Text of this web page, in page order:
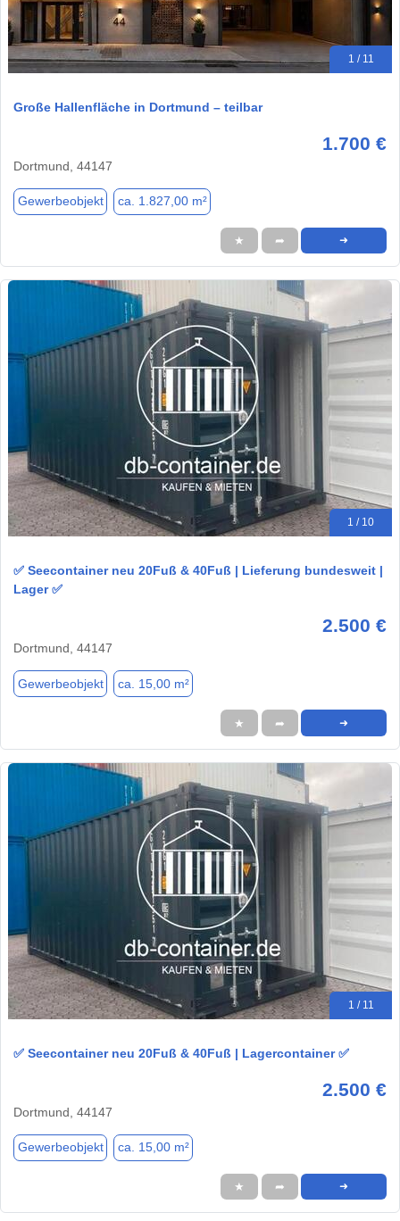
1 / 11
Große Hallenfläche in Dortmund – teilbar
1.700 €
Dortmund, 44147
Gewerbeobjekt ca. 1.827,00 m²
★ ➦ ➜
1 / 10
✅ Seecontainer neu 20Fuß & 40Fuß | Lieferung bundesweit |
Lager ✅
2.500 €
Dortmund, 44147
Gewerbeobjekt ca. 15,00 m²
★ ➦ ➜
1 / 11
✅ Seecontainer neu 20Fuß & 40Fuß | Lagercontainer ✅
2.500 €
Dortmund, 44147
Gewerbeobjekt ca. 15,00 m²
★ ➦ ➜